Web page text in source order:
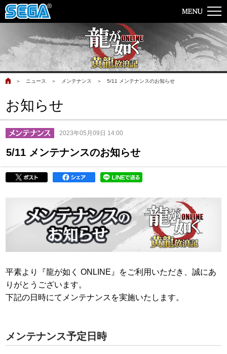
＞ ニュース ＞ メンテナンス ＞ 5/11 メンテナンスのお知らせ
お知らせ
2023年05月09日 14:00
5/11 メンテナンスのお知らせ
平素より『龍が如く ONLINE』をご利用いただき、誠にあ
りがとうございます。
下記の日時にてメンテナンスを実施いたします。
メンテナンス予定日時